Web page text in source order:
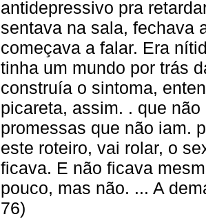
antidepressivo pra
sentava na sala, fechava
começava a falar. Era
tinha um mundo por trás
construía o sintoma,
picareta, assim. . que
promessas que não iam.
este roteiro, vai rolar, o
ficava. E não ficava
pouco, mas não. ... A
76)